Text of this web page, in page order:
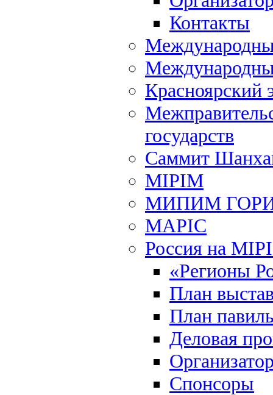
Контакты
Красноярский
государств
Саммит
MIPIM
МИПИМ
MAPIC
Россия на
«Регионы
План
План
Деловая
Спонсоры